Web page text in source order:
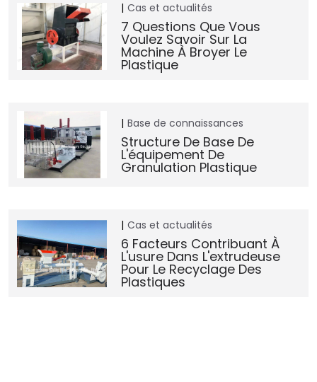
Cas et actualités
7 Questions Que Vous
Voulez Savoir Sur La
Machine À Broyer Le
Plastique
Base de connaissances
Structure De Base De
L'équipement De
Granulation Plastique
Cas et actualités
6 Facteurs Contribuant À
L'usure Dans L'extrudeuse
Pour Le Recyclage Des
Plastiques